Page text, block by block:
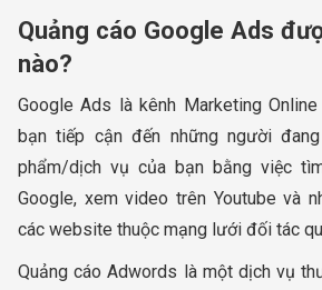
Quảng cáo Google Ads
nào?
Google Ads là kênh Marketing
bạn tiếp cận đến những người
phẩm/dịch vụ của bạn bằng việc
Google, xem video trên Youtube và
các website thuộc mạng lưới đối tác
Quảng cáo Adwords là một dịch vụ